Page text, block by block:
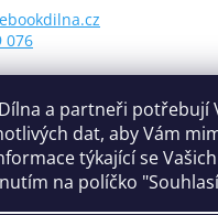
a partneři potřebují
dat, aby Vám
týkající se
na políčko
076
9.00 - 17.00